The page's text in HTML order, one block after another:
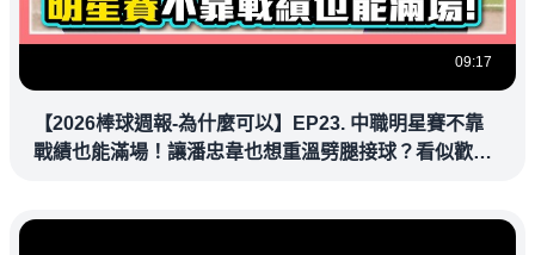
09:17
【2026棒球週報-為什麼可以】EP23. 中職明星賽不靠
戰績也能滿場！讓潘忠韋也想重溫劈腿接球？看似歡樂